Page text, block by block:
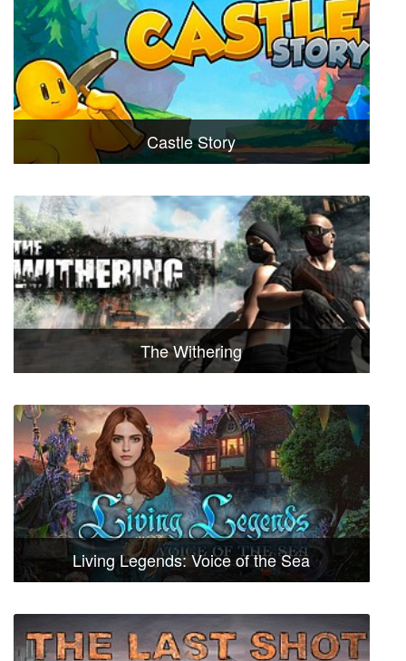
Castle Story
The Withering
Living Legends: Voice of the Sea